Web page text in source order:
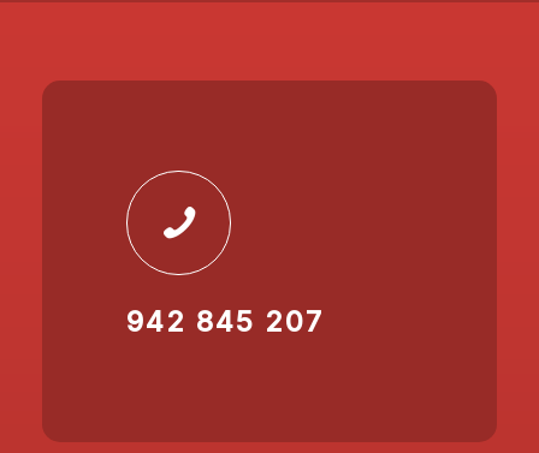
942 845 207